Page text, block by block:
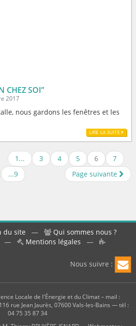
CHEZ SOI”
2017
nous gardons les fenêtres et les
LIRE LA SUITE
1... 3 4 5 6
7
...9 Page suivante
du site —
Qui sommes nous ?
— Mentions légales —
Nous suivre :
Locale de l'Énergie et du Climat – mail :
rue Jean Jaurès, 07600 Vals-les-Bains — tél :
04 75 35 87 34